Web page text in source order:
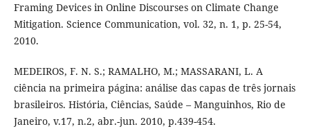
Framing Devices in Online Discourses on Climate Change
Mitigation. Science Communication, vol. 32, n. 1, p. 25-54,
2010.
MEDEIROS, F. N. S.; RAMALHO, M.; MASSARANI, L. A
ciência na primeira página: análise das capas de três jornais
brasileiros. História, Ciências, Saúde – Manguinhos, Rio de
Janeiro, v.17, n.2, abr.-jun. 2010, p.439-454.